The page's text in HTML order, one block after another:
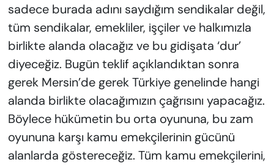
sadece burada adını saydığım sendikalar değil,
tüm sendikalar, emekliler, işçiler ve halkımızla
birlikte alanda olacağız ve bu gidişata ‘dur’
diyeceğiz. Bugün teklif açıklandıktan sonra
gerek Mersin’de gerek Türkiye genelinde hangi
alanda birlikte olacağımızın çağrısını yapacağız.
Böylece hükümetin bu orta oyununa, bu zam
oyununa karşı kamu emekçilerinin gücünü
alanlarda göstereceğiz. Tüm kamu emekçilerini,